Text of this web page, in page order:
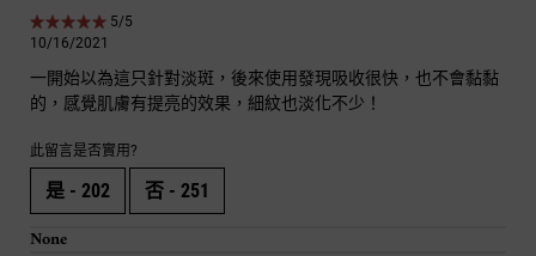
5 out of 5 stars.
5/5
10/16/2021
一開始以為這只針對淡斑，後來使用發現吸收很快，也不會黏黏
的，感覺肌膚有提亮的效果，細紋也淡化不少！
此留言是否實用?
是 - 202 否 - 251
None